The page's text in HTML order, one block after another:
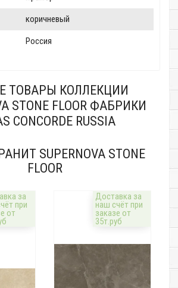
коричневый
Россия
ТОВАРЫ КОЛЛЕКЦИИ
STONE FLOOR ФАБРИКИ
CONCORDE RUSSIA
SUPERNOVA STONE
FLOOR
за
при
от
Доставка за
наш счёт при
заказе от
35т.руб